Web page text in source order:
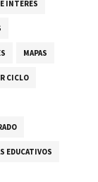
INTERES
MAPAS
CICLO
EDUCATIVOS